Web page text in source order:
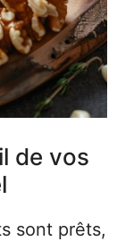
de vos
sont prêts,